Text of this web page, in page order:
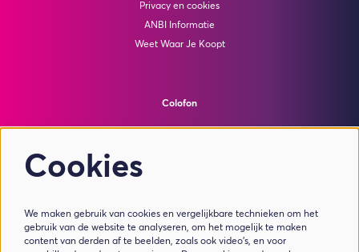
Privacy en cookies
ANBI Informatie
Weet Waar Je Koopt
Colofon
Cookies
We maken gebruik van cookies en vergelijkbare technieken om het
gebruik van de website te analyseren, om het mogelijk te maken
content van derden af te beelden, zoals ook video’s, en voor